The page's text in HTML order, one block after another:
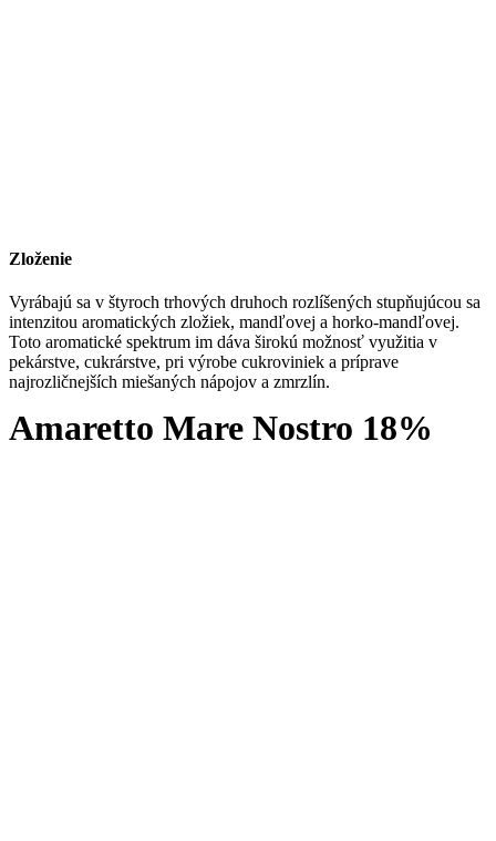
Zloženie
Vyrábajú sa v štyroch trhových druhoch rozlíšených stupňujúcou sa
intenzitou aromatických zložiek, mandľovej a horko-mandľovej.
Toto aromatické spektrum im dáva širokú možnosť využitia v
pekárstve, cukrárstve, pri výrobe cukroviniek a príprave
najrozličnejších miešaných nápojov a zmrzlín.
Amaretto Mare Nostro 18%